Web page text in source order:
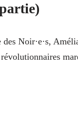
Noir·e·s,